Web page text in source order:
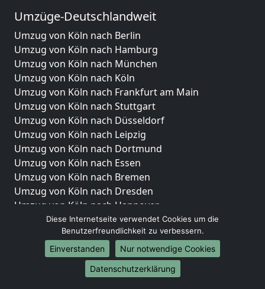
Umzüge-Deutschlandweit
Umzug von Köln nach Berlin
Umzug von Köln nach Hamburg
Umzug von Köln nach München
Umzug von Köln nach Köln
Umzug von Köln nach Frankfurt am Main
Umzug von Köln nach Stuttgart
Umzug von Köln nach Düsseldorf
Umzug von Köln nach Leipzig
Umzug von Köln nach Dortmund
Umzug von Köln nach Essen
Umzug von Köln nach Bremen
Umzug von Köln nach Dresden
Umzug von Köln nach Hannover
Umzug von Köln nach Nürnberg
Umzug von Köln nach Duisburg
Umzug von Köln nach Bochum
Umzug von Köln nach Wuppertal
Umzug von Köln nach Bielefeld
Diese Internetseite verwendet Cookies um die
Benutzerfreundlichkeit zu verbessern.
Einverstanden
Nur notwendige Cookies
Datenschutzerklärung